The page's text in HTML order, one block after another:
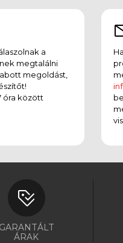
a
megtalálni
megoldást,
óra között
GARANTÁLT
ÁRAK